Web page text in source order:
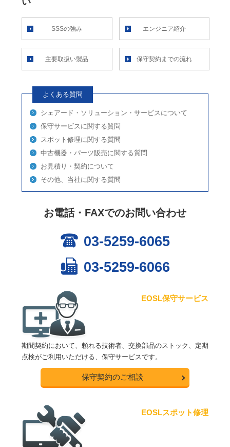
SSSの強み エンジニア紹介
主要取扱い製品 保守契約までの流れ
よくある質問
シェアード・ソリューション・サービスについて
保守サービスに関する質問
スポット修理に関する質問
中古機器・パーツ販売に関する質問
お見積り・契約について
その他、当社に関する質問
お電話・FAXでのお問い合わせ
03-5259-6065
03-5259-6066
EOSL保守サービス
期間契約において、頼れる技術者、交換部品のストック、定期
点検がご利用いただける、保守サービスです。
保守契約のご相談
EOSLスポット修理